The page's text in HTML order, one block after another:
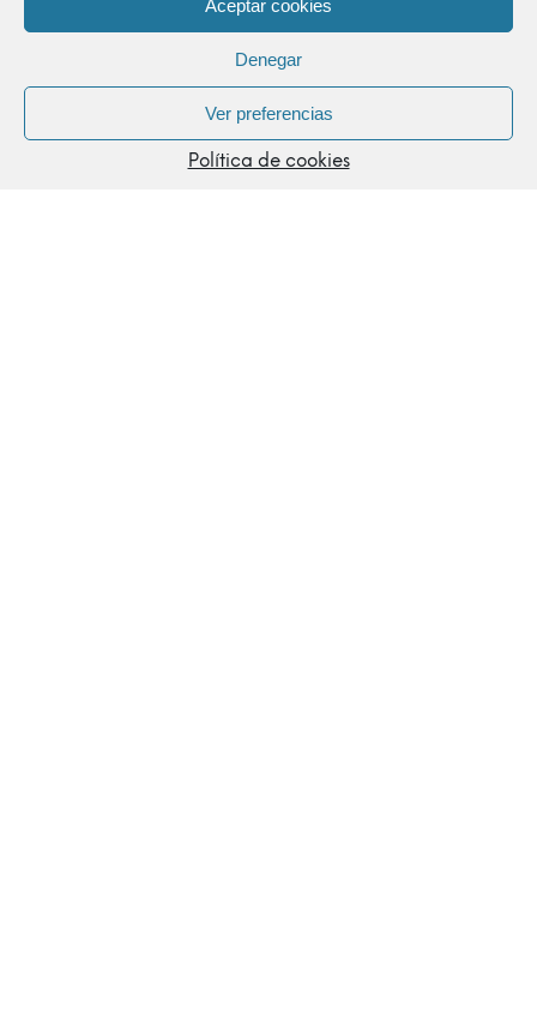
Aceptar cookies
Denegar
Ver preferencias
Política de cookies
IGLESIA EVANGÉLICA DE CASTELLDEFELS — Carrer de l'Església,
123, 08860 Castelldefels, Barcelona — 936 452 779